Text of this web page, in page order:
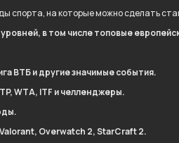
спорта, на которые можно сделать
в том числе топовые
ВТБ и другие значимые события.
WTA, ITF и челленджеры.
Overwatch 2, StarCraft 2.